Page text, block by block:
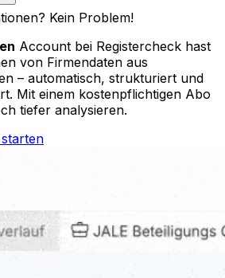
Kein Problem!
Account bei Registercheck hast
von Firmendaten aus
– automatisch, strukturiert und
Mit einem kostenpflichtigen Abo
tiefer analysieren.